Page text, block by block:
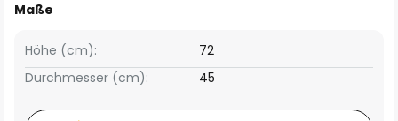
Maße
Höhe (cm):
72
Durchmesser (cm):
45